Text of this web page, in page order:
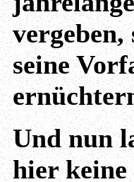
seine
Und nun
hier